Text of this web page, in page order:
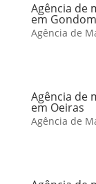
Agência de
em
Agência de
Agência de
em Oeiras
Agência de